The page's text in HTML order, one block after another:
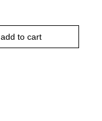
add to cart